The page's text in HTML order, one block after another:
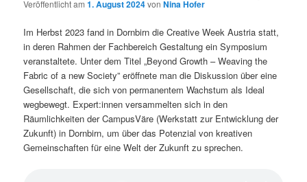
Veröffentlicht am1. August 2024vonNina Hofer
Im Herbst 2023 fand in Dornbirn die Creative Week Austria statt,
in deren Rahmen der Fachbereich Gestaltung ein Symposium
veranstaltete. Unter dem Titel „Beyond Growth – Weaving the
Fabric of a new Society” eröffnete man die Diskussion über eine
Gesellschaft, die sich von permanentem Wachstum als Ideal
wegbewegt. Expert:innen versammelten sich in den
Räumlichkeiten der CampusVäre (Werkstatt zur Entwicklung der
Zukunft) in Dornbirn, um über das Potenzial von kreativen
Gemeinschaften für eine Welt der Zukunft zu sprechen.